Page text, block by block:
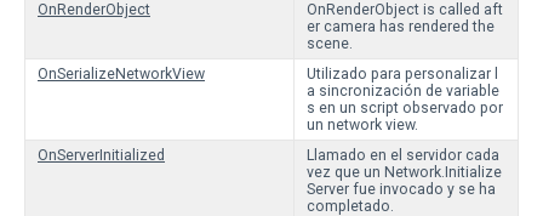
OnRenderObject
OnRenderObject is called aft
er camera has rendered the
scene.
OnSerializeNetworkView
Utilizado para personalizar l
a sincronización de variable
s en un script observado por
un network view.
OnServerInitialized
Llamado en el servidor cada
vez que un Network.Initialize
Server fue invocado y se ha
completado.